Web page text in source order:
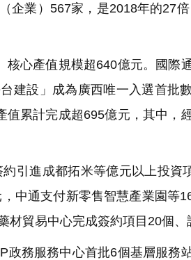
業）567家，是2018年的27
心產值規模超640億元。國際
建設」成為廣西唯一入選首批
累計完成超695億元，其中，
引進成都拓米等億元以上投資
中通支付新零售智慧產業園等
貿易中心完成簽約項目20個、
務服務中心首批6個基層服務